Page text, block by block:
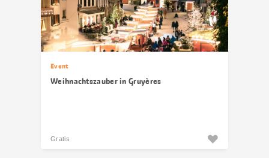
Event
Weihnachtszauber in Gruyères
Gratis